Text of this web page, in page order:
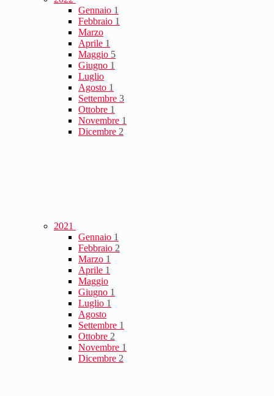
Gennaio 1
Febbraio 1
Marzo
Aprile 1
Maggio 5
Giugno 1
Luglio
Agosto 1
Settembre 3
Ottobre 1
Novembre 1
Dicembre 2
2021
Gennaio 1
Febbraio 2
Marzo 1
Aprile 1
Maggio
Giugno 1
Luglio 1
Agosto
Settembre 1
Ottobre 2
Novembre 1
Dicembre 2